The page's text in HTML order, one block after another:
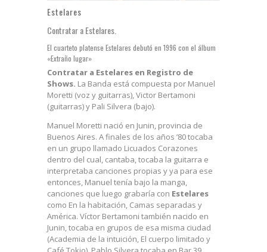
Estelares
Contratar a Estelares.
El cuarteto platense Estelares debutó en 1996 con el álbum
«Extraño lugar»
Contratar a Estelares en Registro de
Shows. La Banda está compuesta por Manuel
Moretti (voz y guitarras), Victor Bertamoni
(guitarras) y Pali Silvera (bajo).
Manuel Moretti nació en Junin, provincia de
Buenos Aires. A finales de los años ’80 tocaba
en un grupo llamado Licuados Corazones
dentro del cual, cantaba, tocaba la guitarra e
interpretaba canciones propias y ya para ese
entonces, Manuel tenía bajo la manga,
canciones que luego grabaría con Estelares
como En la habitación, Camas separadas y
América. Víctor Bertamoni también nacido en
Junin, tocaba en grupos de esa misma ciudad
(Academia de la intuición, El cuerpo limitado y